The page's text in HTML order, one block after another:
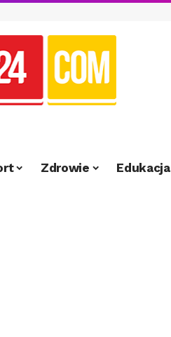
Zdrowie Edukacja